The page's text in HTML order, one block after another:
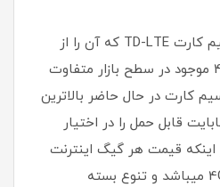
دو ویژگی منحصر بفرد سیم کارت TD-LTE که آن را از
تمامی سیمکارت های 4G موجود در سطح بازار متفاوت
کارت در حال حاضر بالاترین
اینترنت 1تا 80 مگابایت قابل حمل را در اختیار
اینکه قیمت هر گیگ اینترنت
آن یک سوم سیمکارت 4G میباشد و تنوع بسته